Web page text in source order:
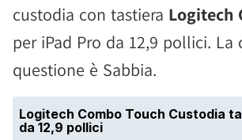
custodia con tastiera Logitech
per iPad Pro da 12,9 pollici. La
questione è Sabbia.